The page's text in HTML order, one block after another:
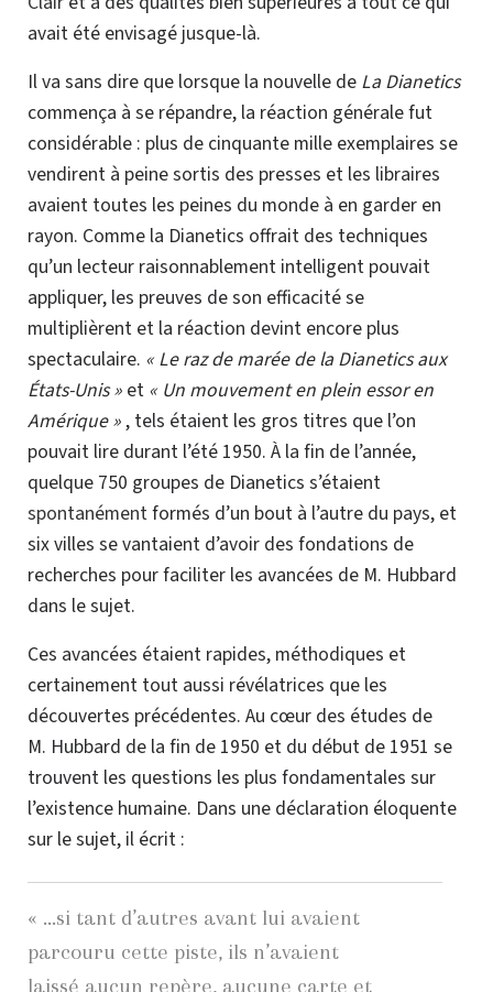
avait été envisagé jusque-là.
Il va sans dire que lorsque la nouvelle de La Dianetics
commença à se répandre, la réaction générale fut
considérable : plus de cinquante mille exemplaires se
vendirent à peine sortis des presses et les libraires
avaient toutes les peines du monde à en garder en
rayon. Comme la Dianetics offrait des techniques
qu’un lecteur raisonnablement intelligent pouvait
appliquer, les preuves de son efficacité se
multiplièrent et la réaction devint encore plus
spectaculaire. « Le raz de marée de la Dianetics aux
États-Unis » et « Un mouvement en plein essor en
Amérique » , tels étaient les gros titres que l’on
pouvait lire durant l’été 1950. À la fin de l’année,
quelque 750 groupes de Dianetics s’étaient
spontanémentformés d’un bout à l’autre du pays, et
six villes se vantaient d’avoir des fondations de
recherches pour faciliter les avancées de M. Hubbard
dans le sujet.
Ces avancées étaient rapides, méthodiques et
certainement tout aussi révélatrices que les
découvertes précédentes. Au cœur des études de
M. Hubbard de la fin de 1950 et du début de 1951 se
trouvent les questions les plus fondamentales sur
l’existence humaine. Dans une déclaration éloquente
sur le sujet, il écrit :
« …si tant d’autres avant lui avaient
parcouru cette piste, ils n’avaient
laissé aucun repère, aucune carte et